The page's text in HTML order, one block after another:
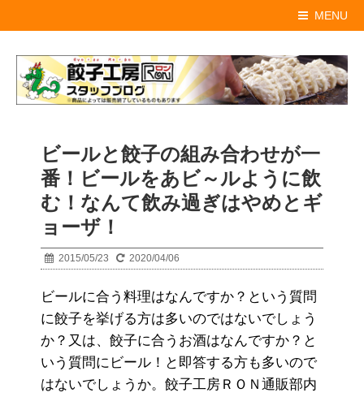
MENU
ビールと餃子の組み合わせが一
番！ビールをあビ～ルように飲
む！なんて飲み過ぎはやめとギ
ョーザ！
2015/05/23 2020/04/06
ビールに合う料理はなんですか？という質問
に餃子を挙げる方は多いのではないでしょう
か？又は、餃子に合うお酒はなんですか？と
いう質問にビール！と即答する方も多いので
はないでしょうか。餃子工房ＲＯＮ通販部内